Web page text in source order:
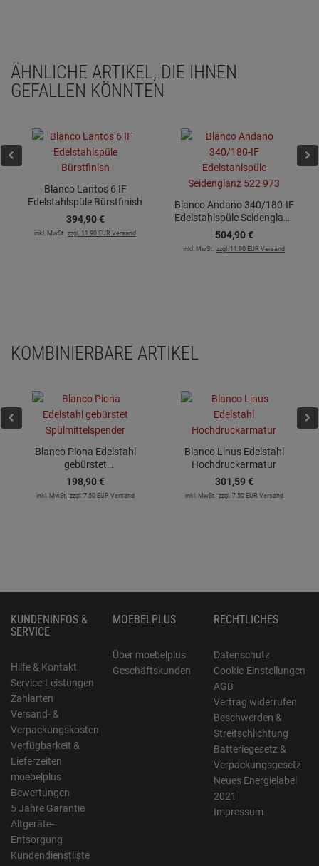
ÄHNLICHE ARTIKEL, DIE IHNEN
GEFALLEN KÖNNTEN
Blanco Lantos 6 IF
Edelstahlspüle Bürstfinish
394,90 €
inkl. MwSt. zzgl. 11.90 EUR Versand
Blanco Andano 340/180-IF
Edelstahlspüle Seidenglanz
522 973
504,90 €
inkl. MwSt. zzgl. 11.90 EUR Versand
KOMBINIERBARE ARTIKEL
Blanco Piona Edelstahl
gebürstet
Spülmittelspender
198,90 €
inkl. MwSt. zzgl. 7.50 EUR Versand
Blanco Linus Edelstahl
Hochdruckarmatur
301,59 €
inkl. MwSt. zzgl. 7.50 EUR Versand
KUNDENINFOS &
SERVICE
Hilfe & Kontakt
Service-Leistungen
Zahlarten
Versand- &
Verpackungskosten
Verfügbarkeit &
Lieferzeiten
moebelplus
Bewertungen
5 Jahre Garantie
Altgeräte-
Entsorgung
Kundendienstliste
MOEBELPLUS
Über moebelplus
Geschäftskunden
RECHTLICHES
Datenschutz
Cookie-Einstellungen
AGB
Vertrag widerrufen
Beschwerden &
Streitschlichtung
Batteriegesetz &
Verpackungsgesetz
Neues Energielabel
2021
Impressum